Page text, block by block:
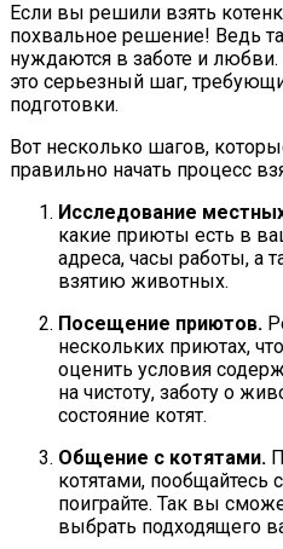
Если вы решили взять
похвальное решение! Ведь
нуждаются в заботе и любви.
это серьезный шаг,
подготовки.
Вот несколько шагов,
правильно начать процесс
Исследование
какие приюты есть в
адреса, часы работы, а
взятию животных.
Посещение приютов.
нескольких приютах,
оценить условия
на чистоту, заботу о
состояние котят.
Общение с котятами.
котятами, пообщайтесь
поиграйте. Так вы
выбрать подходящего